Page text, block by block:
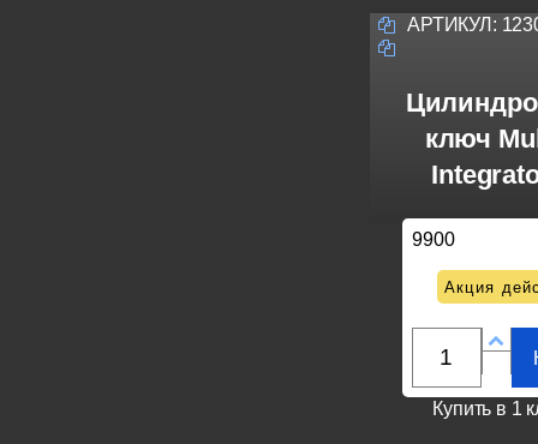
АРТИКУЛ:
ключ
9900
Акция
Купить в 1